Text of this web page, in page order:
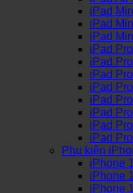
iPad
iPad
iPad
iPad
iPad
iPad
iPad
iPad
iPad
iPad
iPad
Phụ kiện
iPhone
iPhone
iPhone